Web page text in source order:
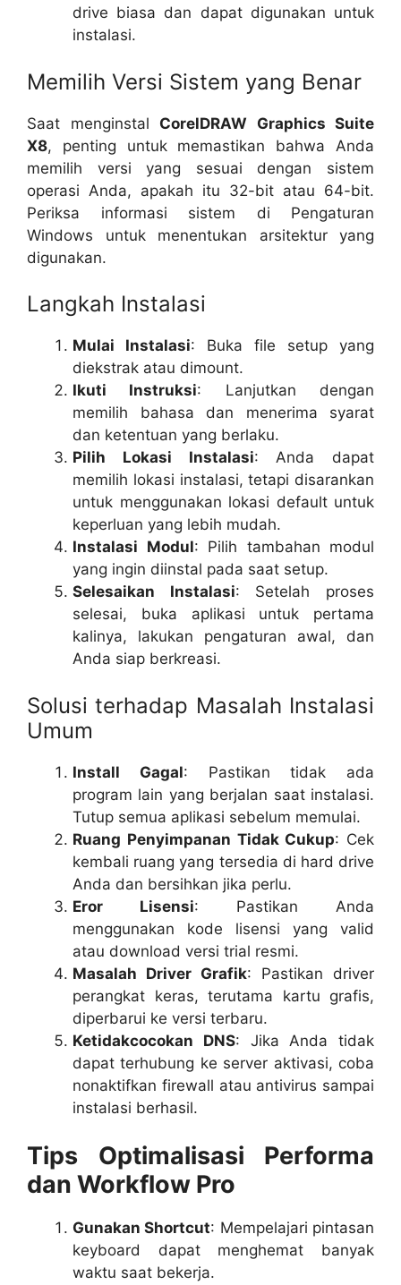
drive biasa dan dapat digunakan untuk
instalasi.
Memilih Versi Sistem yang Benar
Saat menginstal CorelDRAW Graphics Suite
X8, penting untuk memastikan bahwa Anda
memilih versi yang sesuai dengan sistem
operasi Anda, apakah itu 32-bit atau 64-bit.
Periksa informasi sistem di Pengaturan
Windows untuk menentukan arsitektur yang
digunakan.
Langkah Instalasi
Mulai Instalasi: Buka file setup yang
diekstrak atau dimount.
Ikuti Instruksi: Lanjutkan dengan
memilih bahasa dan menerima syarat
dan ketentuan yang berlaku.
Pilih Lokasi Instalasi: Anda dapat
memilih lokasi instalasi, tetapi disarankan
untuk menggunakan lokasi default untuk
keperluan yang lebih mudah.
Instalasi Modul: Pilih tambahan modul
yang ingin diinstal pada saat setup.
Selesaikan Instalasi: Setelah proses
selesai, buka aplikasi untuk pertama
kalinya, lakukan pengaturan awal, dan
Anda siap berkreasi.
Solusi terhadap Masalah Instalasi
Umum
Install Gagal: Pastikan tidak ada
program lain yang berjalan saat instalasi.
Tutup semua aplikasi sebelum memulai.
Ruang Penyimpanan Tidak Cukup: Cek
kembali ruang yang tersedia di hard drive
Anda dan bersihkan jika perlu.
Eror Lisensi: Pastikan Anda
menggunakan kode lisensi yang valid
atau download versi trial resmi.
Masalah Driver Grafik: Pastikan driver
perangkat keras, terutama kartu grafis,
diperbarui ke versi terbaru.
Ketidakcocokan DNS: Jika Anda tidak
dapat terhubung ke server aktivasi, coba
nonaktifkan firewall atau antivirus sampai
instalasi berhasil.
Tips Optimalisasi Performa
dan Workflow Pro
Gunakan Shortcut: Mempelajari pintasan
keyboard dapat menghemat banyak
waktu saat bekerja.